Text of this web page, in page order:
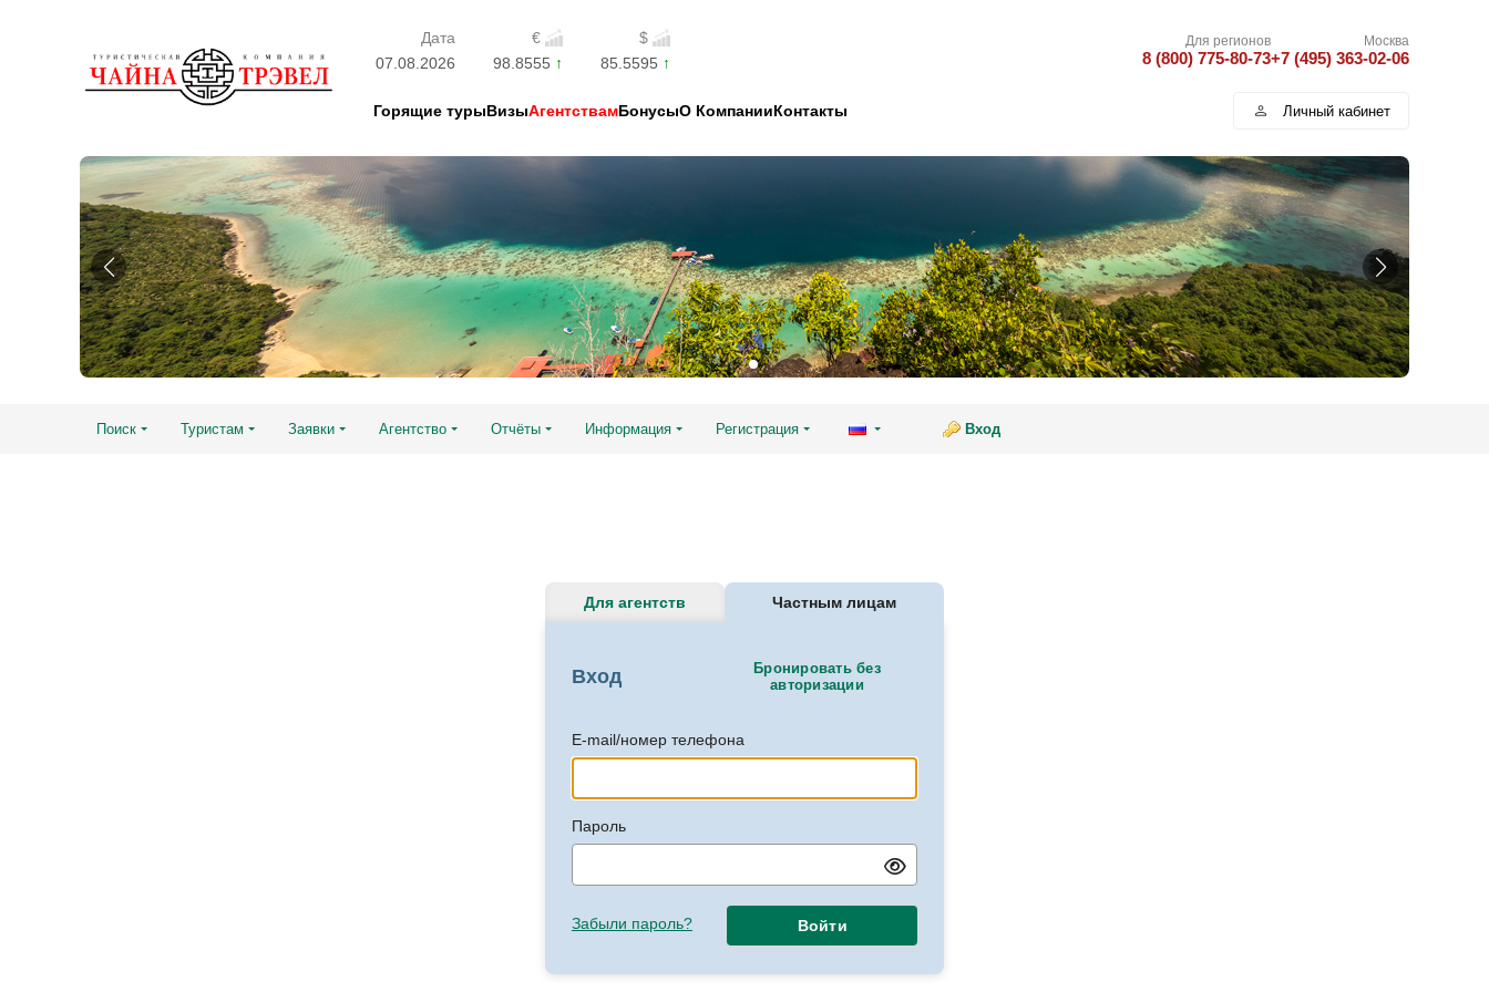
Дата €
$
07.08.2026
98.8555 85.5595
Для регионов
8 (800) 775-80-73
Москва
+7 (495) 363-02-06
Горящие турыВизыАгентствамБонусыО КомпанииКонтакты Личный кабинет
Поиск Туристам Заявки Агентство Отчёты Информация Регистрация Вход
Частным лицам
Для агентств
Вход
Бронировать без
авторизации
E-mail/номер телефона
Пароль
Забыли пароль? Войти